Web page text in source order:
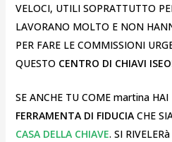
VELOCI, UTILI SOPRATTUTTO
LAVORANO MOLTO E NON
PER FARE LE COMMISSIONI
QUESTO CENTRO DI CHIAVI
SE ANCHE TU COME martina
FERRAMENTA DI FIDUCIA CHE
CASA DELLA CHIAVE. SI